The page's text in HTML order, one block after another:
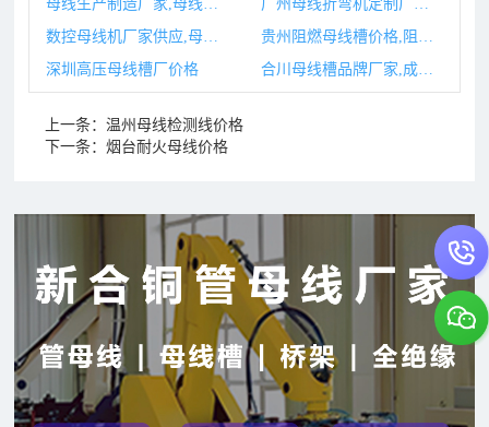
深圳高压母线槽厂价格
合川母线槽品牌厂家,成都母线槽生产厂家
上一条：温州母线检测线价格
下一条：烟台耐火母线价格